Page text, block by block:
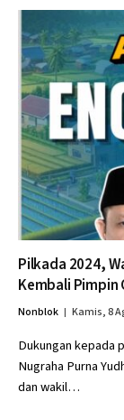
Pilkada 2024,
Kembali Pimpin
Nonblok Kamis, 8
Dukungan kepada
Nugraha Purna
dan wakil…